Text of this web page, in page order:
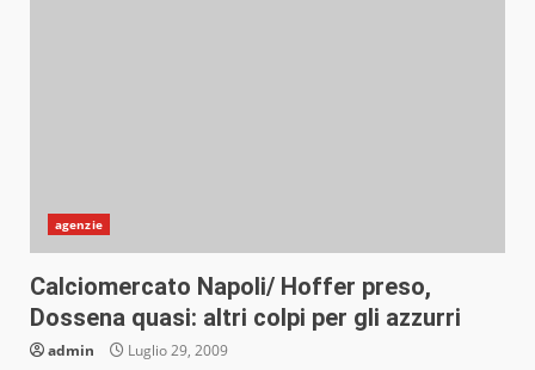
agenzie
Calciomercato Napoli/ Hoffer preso,
Dossena quasi: altri colpi per gli azzurri
admin Luglio 29, 2009